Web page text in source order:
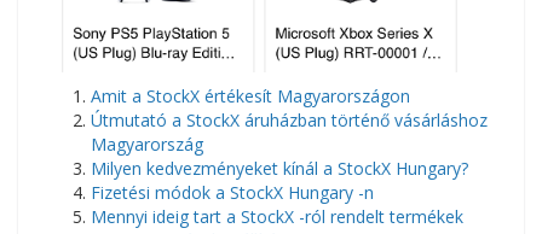
Amit a StockX értékesít Magyarországon
Útmutató a StockX áruházban történő vásárláshoz
Magyarország
Milyen kedvezményeket kínál a StockX Hungary?
Fizetési módok a StockX Hungary -n
Mennyi ideig tart a StockX -ról rendelt termékek